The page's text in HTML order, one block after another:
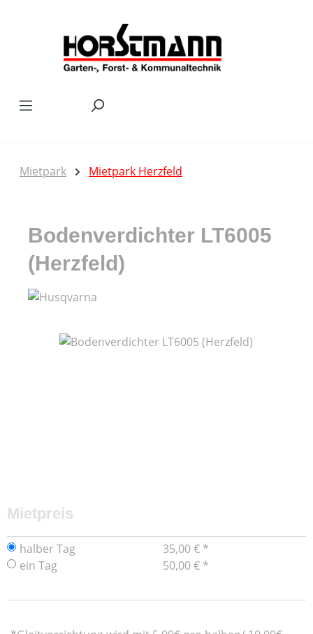
Mietpark Mietpark Herzfeld
Bodenverdichter LT6005
(Herzfeld)
Bildergalerie überspringen
Mietpreis
halber Tag
35,00 € *
ein Tag
50,00 € *